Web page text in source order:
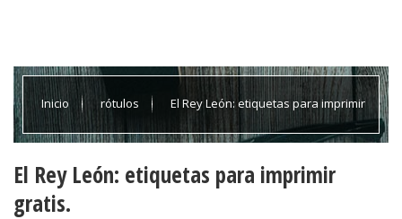
Inicio rótulos El Rey León: etiquetas para imprimir
El Rey León: etiquetas para imprimir
gratis.